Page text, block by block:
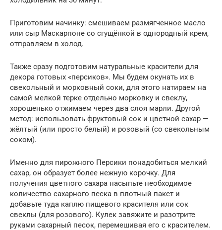
Приготовим начинку: смешиваем размягченное масло
или сыр Маскарпоне со сгущёнкой в однородный крем,
отправляем в холод.
Также сразу подготовим натуральные красители для
декора готовых «персиков». Мы будем окунать их в
свекольный и морковный соки, для этого натираем на
самой мелкой терке отдельно морковку и свеклу,
хорошенько отжимаем через два слоя марли. Другой
метод: использовать фруктовый сок и цветной сахар —
жёлтый (или просто белый) и розовый (со свекольным
соком).
Именно для пирожного Персики понадобиться мелкий
сахар, он образует более нежную корочку. Для
получения цветного сахара насыпьте необходимое
количество сахарного песка в плотный пакет и
добавьте туда каплю пищевого красителя или сок
свеклы (для розового). Кулек завяжите и разотрите
руками сахарный песок, перемешивая его с красителем.